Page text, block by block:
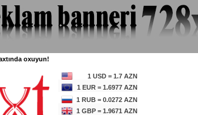
oxuyun!
1 USD = 1.7 AZN
1 EUR = 1.6977 AZN
1 RUB = 0.0272 AZN
1 GBP = 1.9671 AZN